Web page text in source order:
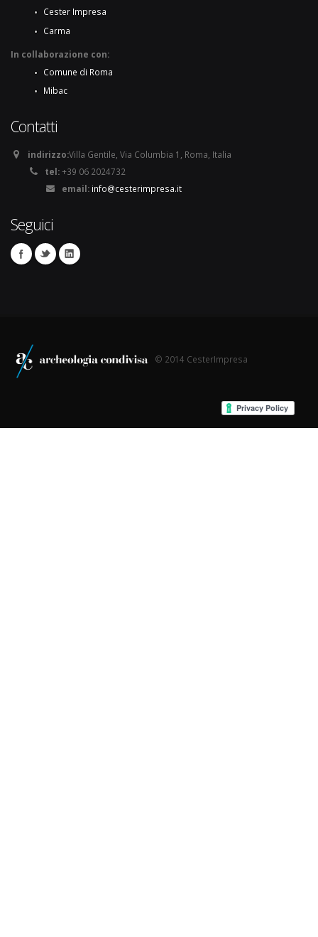
Cester Impresa
Carma
In collaborazione con:
Comune di Roma
Mibac
Contatti
indirizzo:Villa Gentile, Via Columbia 1, Roma, Italia
tel:+39 06 2024732
email: info@cesterimpresa.it
Seguici
© 2014 CesterImpresa